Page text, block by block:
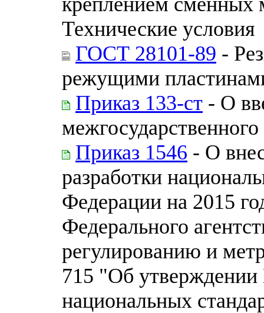
Технические условия
ГОСТ 28101-89 -
режущими
Приказ 133-ст - О
межгосударственного
Приказ 1546 - О
разработки
Федерации на 2015
Федерального
регулированию и
715 "Об
национальных